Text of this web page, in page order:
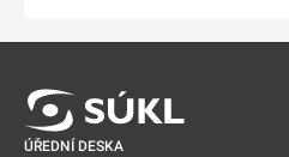
ÚŘEDNÍ DESKA